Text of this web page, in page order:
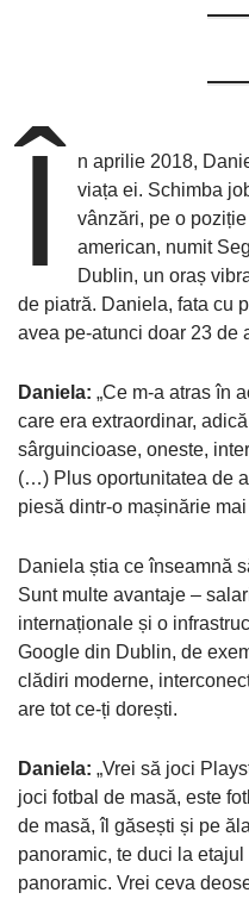
Î
n aprilie 2018,
viața ei. Schimba
vânzări, pe o
american, numit
Dublin, un oraș
de piatră. Daniela, fata cu
avea pe-atunci doar 23 de
Daniela: „Ce m-a atras în
care era extraordinar,
sârguincioase, oneste,
(…) Plus oportunitatea de
piesă dintr-o mașinărie mai
Daniela știa ce înseamnă
Sunt multe avantaje –
internaționale și o
Google din Dublin, de
clădiri moderne,
are tot ce-ți dorești.
Daniela: „Vrei să joci
joci fotbal de masă, este
de masă, îl găsești și pe
panoramic, te duci la
panoramic. Vrei ceva